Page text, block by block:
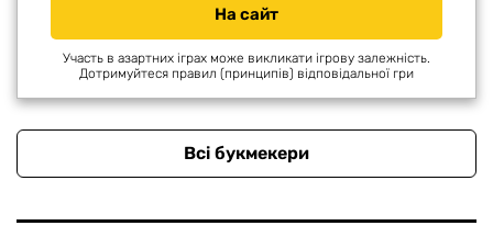
На сайт
Участь в азартних іграх може викликати ігрову залежність.
Дотримуйтеся правил (принципів) відповідальної гри
Всі букмекери